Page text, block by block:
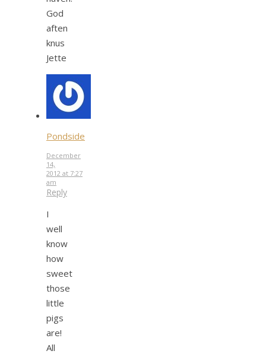
God
aften
knus
Jette
Pondside
December
14,
2012 at 7:27
am
Reply
I
well
know
how
sweet
those
little
pigs
are!
All